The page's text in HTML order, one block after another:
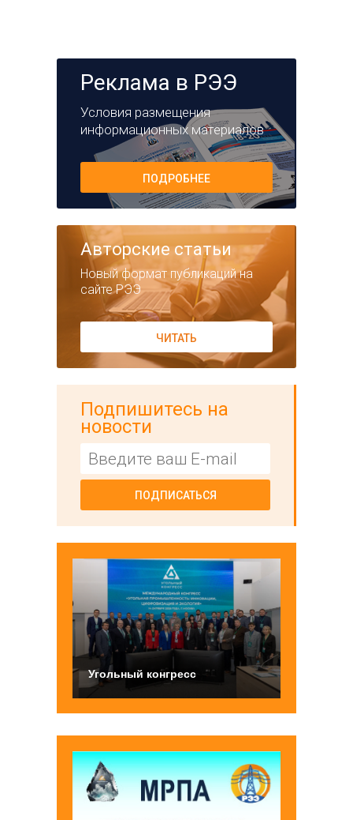
Реклама в РЭЭ
Условия размещения
информационных материалов
ПОДРОБНЕЕ
Авторские статьи
Новый формат публикаций на
сайте РЭЭ
ЧИТАТЬ
Подпишитесь на
новости
ПОДПИСАТЬСЯ
Угольный конгресс